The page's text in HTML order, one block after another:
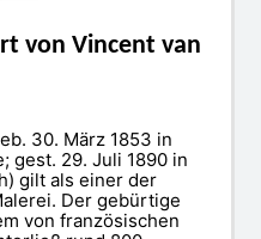
von Vincent van
30. März 1853 in
gest. 29. Juli 1890 in
gilt als einer der
Der gebürtige
von französischen